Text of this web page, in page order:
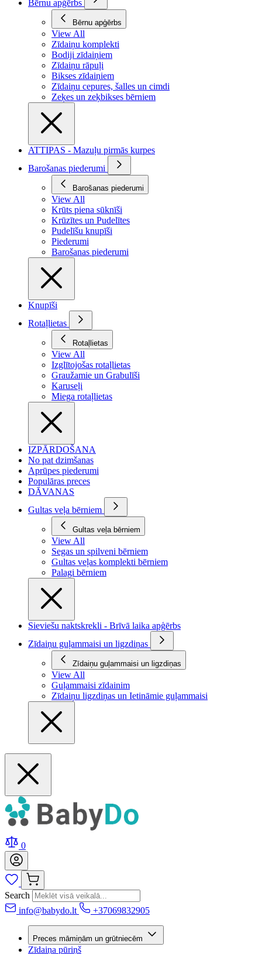
Bērnu apģērbs
Bērnu apģērbs
View All
Zīdaiņu komplekti
Bodiji zīdaiņiem
Zīdaiņu rāpuļi
Bikses zīdaiņiem
Zīdaiņu cepures, šalles un cimdi
Zeķes un zeķbikses bērniem
ATTIPAS - Mazuļu pirmās kurpes
Barošanas piederumi
Barošanas piederumi
View All
Krūts piena sūknīši
Krūzītes un Pudelītes
Pudelīšu knupīši
Piederumi
Barošanas piederumi
Knupīši
Rotaļlietas
Rotaļlietas
View All
Izglītojošas rotaļlietas
Graužamie un Grabulīši
Karuseļi
Miega rotaļlietas
IZPĀRDOŠANA
No pat dzimšanas
Aprūpes piederumi
Populāras preces
DĀVANAS
Gultas veļa bērniem
Gultas veļa bērniem
View All
Segas un spilveni bērniem
Gultas veļas komplekti bērniem
Palagi bērniem
Sieviešu naktskrekli - Brīvā laika apģērbs
Zīdaiņu guļammaisi un ligzdiņas
Zīdaiņu guļammaisi un ligzdiņas
View All
Guļammaisi zīdainim
Zīdaiņu ligzdiņas un Ietināmie guļammaisi
0
Search
info@babydo.lt
+37069832905
Preces māmiņām un grūtniecēm
Zīdaiņa pūriņš